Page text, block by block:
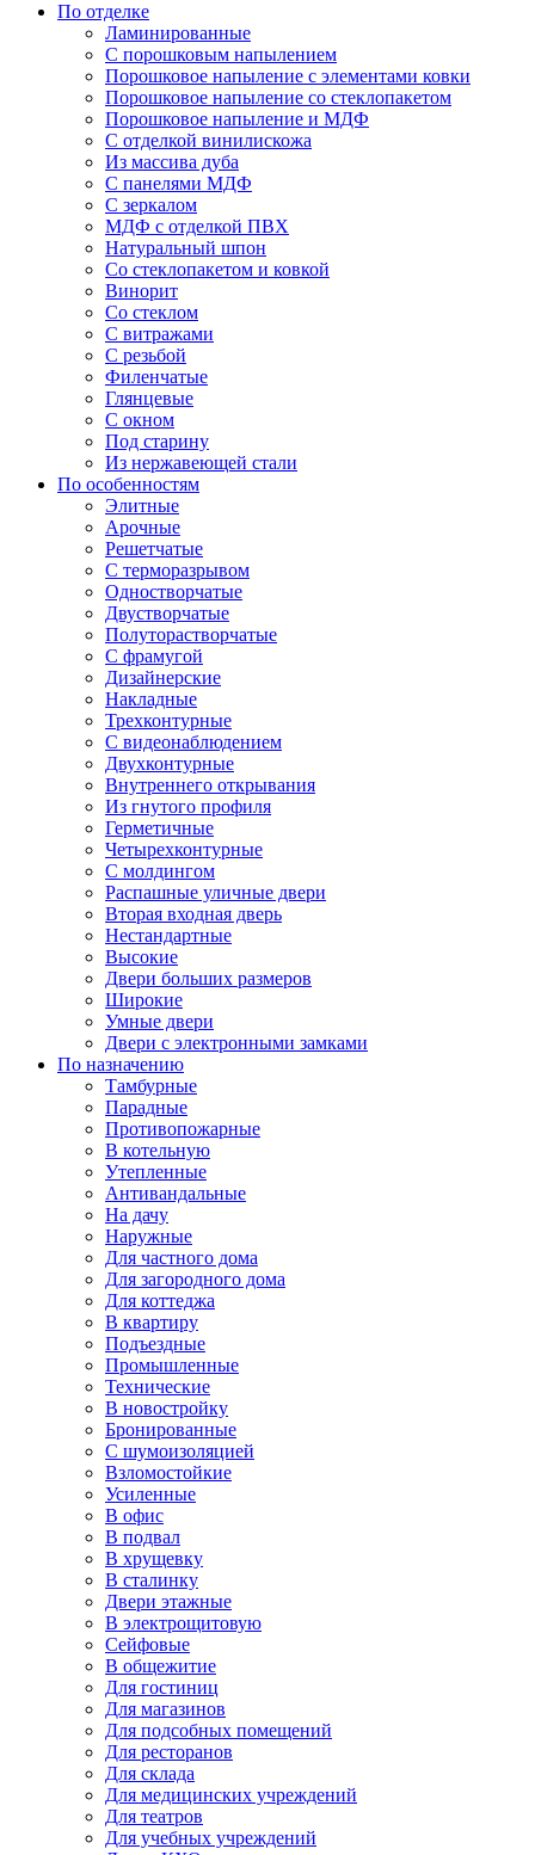
По отделке
Ламинированные
С порошковым напылением
Порошковое напыление с элементами ковки
Порошковое напыление со стеклопакетом
Порошковое напыление и МДФ
С отделкой винилискожа
Из массива дуба
С панелями МДФ
С зеркалом
МДФ с отделкой ПВХ
Натуральный шпон
Со стеклопакетом и ковкой
Винорит
Со стеклом
С витражами
С резьбой
Филенчатые
Глянцевые
С окном
Под старину
Из нержавеющей стали
По особенностям
Элитные
Арочные
Решетчатые
С терморазрывом
Одностворчатые
Двустворчатые
Полуторастворчатые
С фрамугой
Дизайнерские
Накладные
Трехконтурные
С видеонаблюдением
Двухконтурные
Внутреннего открывания
Из гнутого профиля
Герметичные
Четырехконтурные
С молдингом
Распашные уличные двери
Вторая входная дверь
Нестандартные
Высокие
Двери больших размеров
Широкие
Умные двери
Двери с электронными замками
По назначению
Тамбурные
Парадные
Противопожарные
В котельную
Утепленные
Антивандальные
На дачу
Наружные
Для частного дома
Для загородного дома
Для коттеджа
В квартиру
Подъездные
Промышленные
Технические
В новостройку
Бронированные
С шумоизоляцией
Взломостойкие
Усиленные
В офис
В подвал
В хрущевку
В сталинку
Двери этажные
В электрощитовую
Сейфовые
В общежитие
Для гостиниц
Для магазинов
Для подсобных помещений
Для ресторанов
Для склада
Для медицинских учреждений
Для театров
Для учебных учреждений